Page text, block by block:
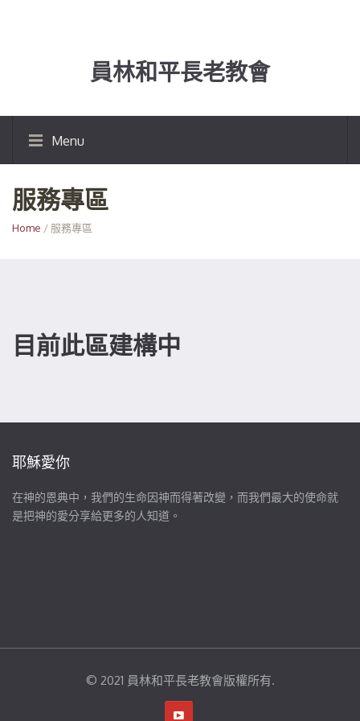
員林和平長老教會
Menu
服務專區
Home / 服務專區
目前此區建構中
耶穌愛你
在神的恩典中，我們的生命因神而得著改變，而我們最大的使命就
是把神的愛分享給更多的人知道。
© 2021 員林和平長老教會版權所有.